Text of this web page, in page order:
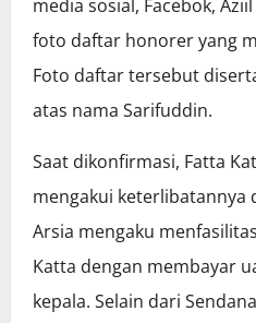
media sosial, Facebok,
foto daftar honorer yang
Foto daftar tersebut
atas nama Sarifuddin.
Saat dikonfirmasi, Fatta
mengakui keterlibatannya
Arsia mengaku
Katta dengan membayar
kepala. Selain dari